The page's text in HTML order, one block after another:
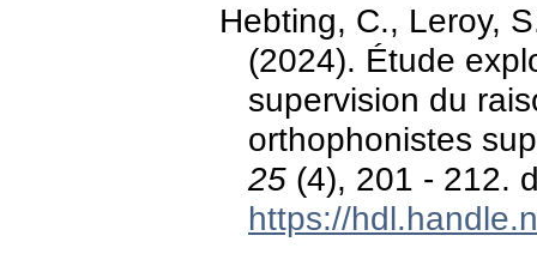
Hebting, C., Leroy,
(2024). Étude
supervision du
orthophonistes
25 (4), 201 - 212.
https://